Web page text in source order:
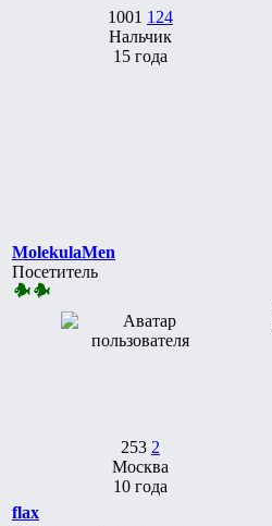
1001 124
Нальчик
15 года
MolekulaMen
Посетитель
253 2
Москва
10 года
flax